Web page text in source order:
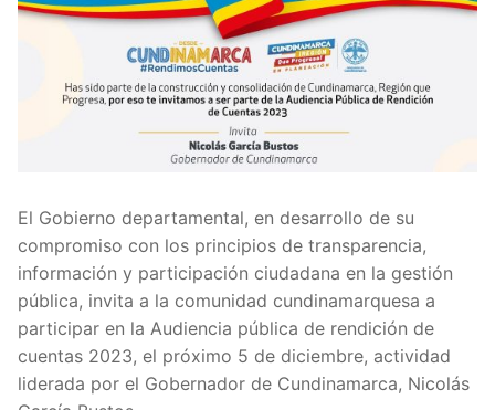
El Gobierno departamental, en desarrollo de su
compromiso con los principios de transparencia,
información y participación ciudadana en la gestión
pública, invita a la comunidad cundinamarquesa a
participar en la Audiencia pública de rendición de
cuentas 2023, el próximo 5 de diciembre, actividad
liderada por el Gobernador de Cundinamarca, Nicolás